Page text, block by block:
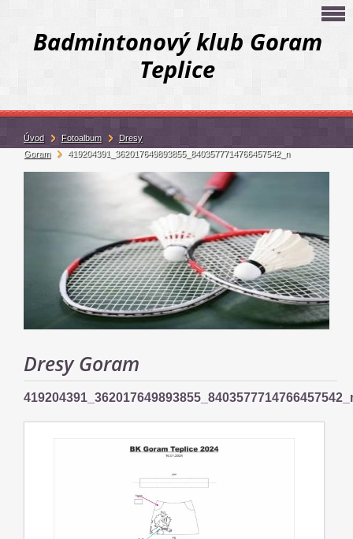
Badmintonový klub Goram
Teplice
Dresy Goram
Úvod Fotoalbum
Dresy
Goram
419204391_362017649893855_8403577714766457542_n